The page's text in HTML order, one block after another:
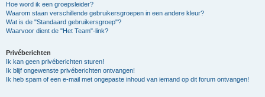
Hoe word ik een groepsleider?
Waarom staan verschillende gebruikersgroepen in een andere kleur?
Wat is de "Standaard gebruikersgroep"?
Waarvoor dient de "Het Team"-link?
Privéberichten
Ik kan geen privéberichten sturen!
Ik blijf ongewenste privéberichten ontvangen!
Ik heb spam of een e-mail met ongepaste inhoud van iemand op dit forum ontvangen!